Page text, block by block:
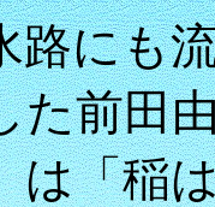
にも
た前田
は「稲